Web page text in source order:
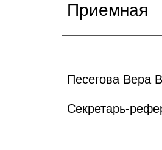
Приемная
Песегова Вера
Секретарь-